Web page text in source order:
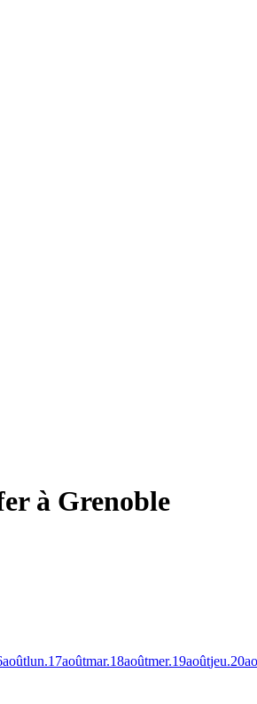
à Grenoble
aoûtlun.17aoûtmar.18aoûtmer.19aoûtjeu.20